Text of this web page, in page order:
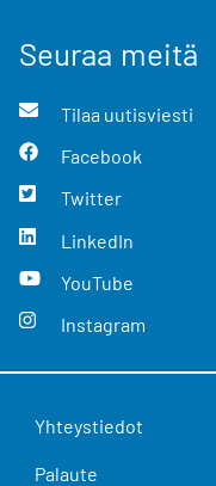
Seuraa meitä
Tilaa uutisviesti
Facebook
Twitter
LinkedIn
YouTube
Instagram
Yhteystiedot
Palaute